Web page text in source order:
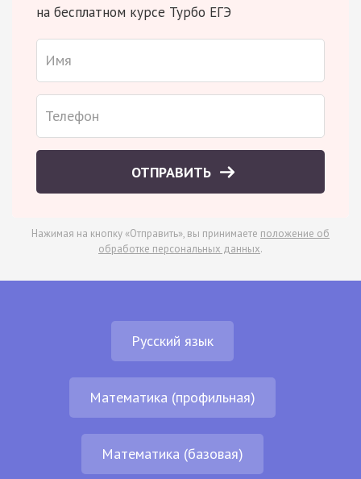
на бесплатном курсе Турбо ЕГЭ
ОТПРАВИТЬ
Нажимая на кнопку «Отправить», вы принимаете положение об
обработке персональных данных.
Русский язык
Математика (профильная)
Математика (базовая)